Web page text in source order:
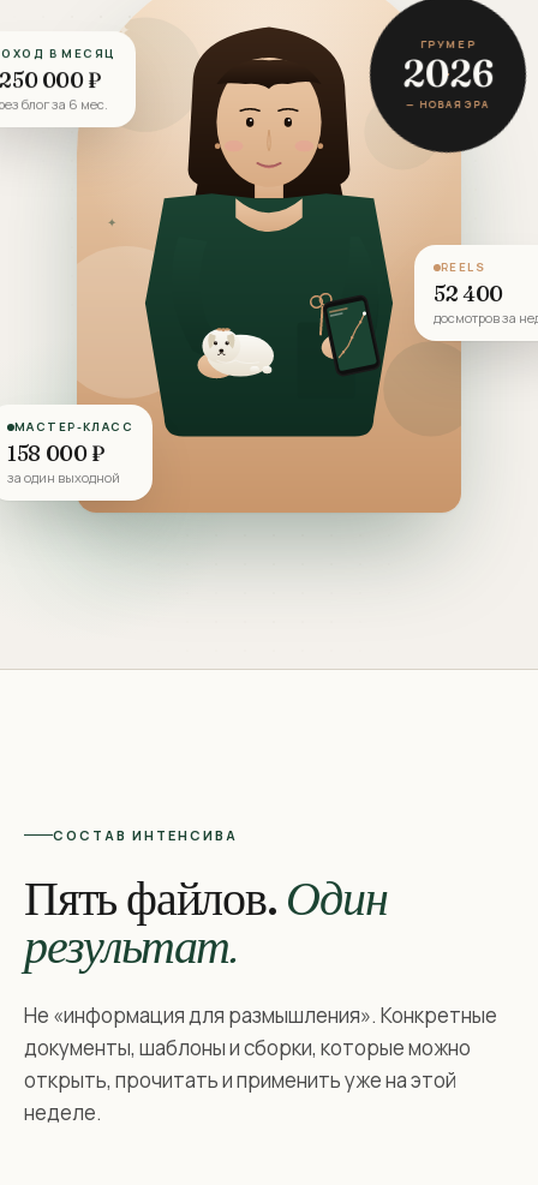
ГРУМЕР
2026
— НОВАЯ ЭРА
✦
✦
✦
000 ₽
блог за 6 мес.
REELS
52 400
досмотров за
МАСТЕР-КЛАСС
158 000₽
за один выходной
СОСТАВ ИНТЕНСИВА
Пять файлов. Один
результат.
Не «информация для размышления». Конкретные
документы, шаблоны и сборки, которые можно
открыть, прочитать и применить уже на этой
неделе.